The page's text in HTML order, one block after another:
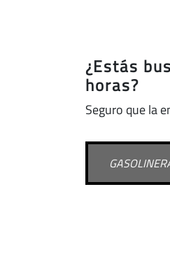
¿Estás
horas?
Seguro que la